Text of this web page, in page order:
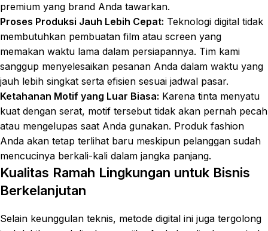
premium yang brand Anda tawarkan.
Proses Produksi Jauh Lebih Cepat: Teknologi digital tidak
membutuhkan pembuatan film atau screen yang
memakan waktu lama dalam persiapannya. Tim kami
sanggup menyelesaikan pesanan Anda dalam waktu yang
jauh lebih singkat serta efisien sesuai jadwal pasar.
Ketahanan Motif yang Luar Biasa: Karena tinta menyatu
kuat dengan serat, motif tersebut tidak akan pernah pecah
atau mengelupas saat Anda gunakan. Produk fashion
Anda akan tetap terlihat baru meskipun pelanggan sudah
mencucinya berkali-kali dalam jangka panjang.
Kualitas Ramah Lingkungan untuk Bisnis
Berkelanjutan
Selain keunggulan teknis, metode digital ini juga tergolong